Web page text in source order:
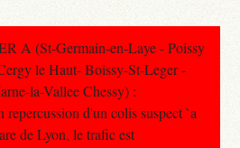
A (St-Germain-en-Laye - Poissy
le Haut- Boissy-St-Leger -
la-Vallee Chessy) :
repercussion d'un colis suspect `a
de Lyon, le trafic est